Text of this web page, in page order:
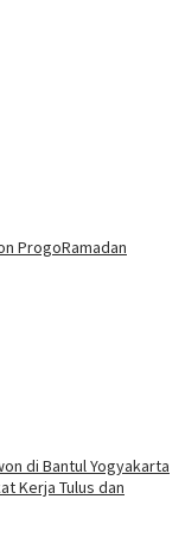
ProgoRamadan
di Bantul Yogyakarta
Kerja Tulus dan